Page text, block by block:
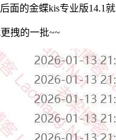
面的金蝶kis专业版
拽的一批~~